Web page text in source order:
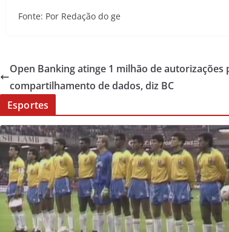
Fonte: Por Redação do ge
Open Banking atinge 1 milhão de autorizações
compartilhamento de dados, diz BC
Esportes